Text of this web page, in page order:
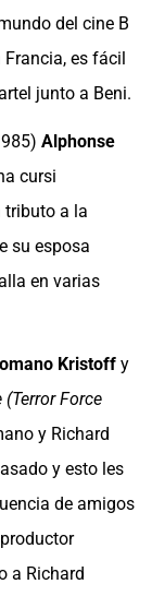
del cine B
es fácil
junto a Beni.
Alphonse
cursi
tributo a la
su esposa
en varias
Kristoff y
(Terror Force
y Richard
y esto les
de amigos
a Richard